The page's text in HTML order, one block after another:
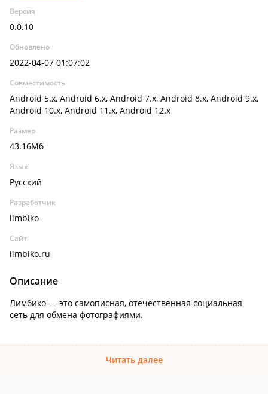
Версия
0.0.10
Обновлено
2022-04-07 01:07:02
Совместимость
Android 5.x, Android 6.x, Android 7.x, Android 8.x, Android 9.x,
Android 10.x, Android 11.x, Android 12.x
Размер
43.16Мб
Язык
Русский
Разработчик
limbiko
Сайт
limbiko.ru
Описание
Лимбико — это самописная, отечественная социальная
сеть для обмена фотографиями.
Читать далее